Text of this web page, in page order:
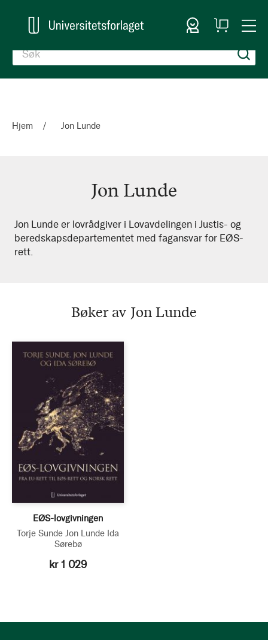
Logg inn
Handlekurv
Hjem Jon Lunde
Jon Lunde
Jon
Lunde
Jon Lunde er lovrådgiver i Lovavdelingen i Justis- og
beredskapsdepartementet med fagansvar for EØS-
rett.
Bøker av Jon Lunde
EØS-lovgivningen
Torje Sunde Jon Lunde Ida
Sørebø
kr 1 029